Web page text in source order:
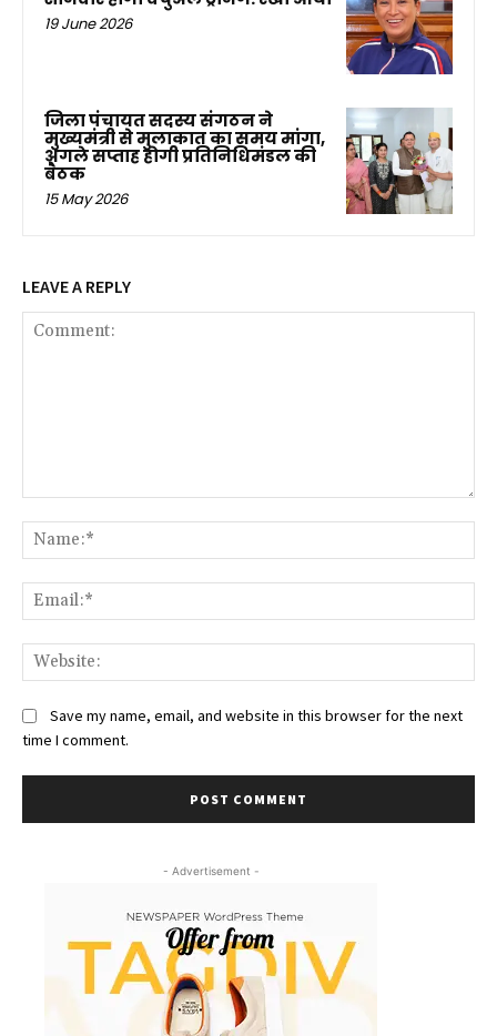
19 June 2026
जिला पंचायत सदस्य संगठन ने
मुख्यमंत्री से मुलाकात का समय मांगा,
अगले सप्ताह होगी प्रतिनिधिमंडल की
बैठक
15 May 2026
LEAVE A REPLY
Save my name, email, and website in this browser for the next
time I comment.
- Advertisement -